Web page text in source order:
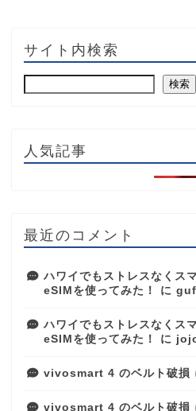
サイト内検索
検索
人気記事
最近のコメント
ハワイでもストレスなくス
eSIMを使ってみた！
に
ハワイでもストレスなくス
eSIMを使ってみた！
に
vivosmart 4 のベルト破損
vivosmart 4 のベルト破損